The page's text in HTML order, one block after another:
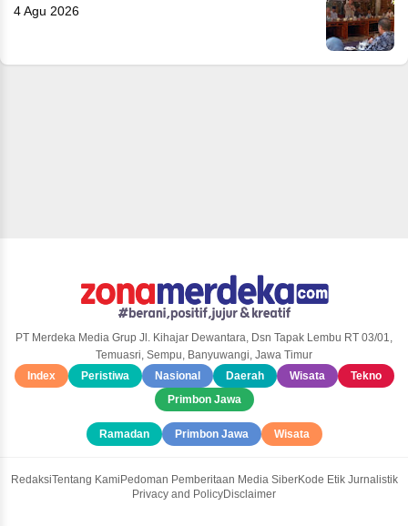
4 Agu 2026
PT Merdeka Media Grup Jl. Kihajar Dewantara, Dsn Tapak Lembu RT 03/01,
Temuasri, Sempu, Banyuwangi, Jawa Timur
Index
Peristiwa Nasional Daerah Wisata
Tekno
Primbon Jawa
Ramadan Primbon Jawa Wisata
RedaksiTentang Kami Pedoman Pemberitaan Media SiberKode Etik Jurnalistik
Privacy and PolicyDisclaimer